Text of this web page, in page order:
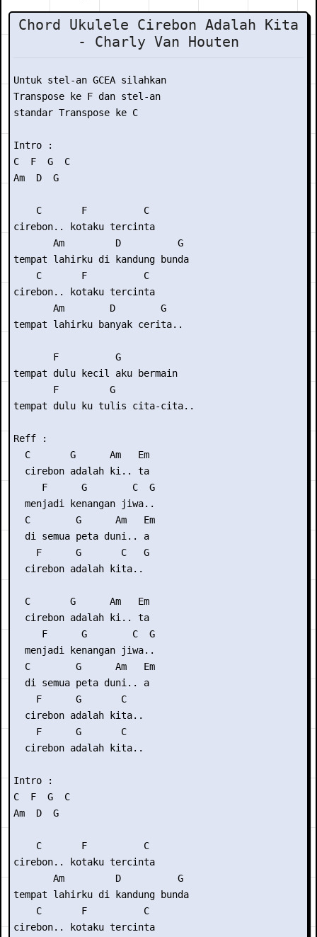
Chord Ukulele Cirebon Adalah Kita
- Charly Van Houten
Untuk stel-an GCEA silahkan
Transpose ke F dan stel-an
standar Transpose ke C
Intro :
C  F  G  C
Am  D  G
    C       F          C
cirebon.. kotaku tercinta
       Am         D          G
tempat lahirku di kandung bunda
    C       F          C
cirebon.. kotaku tercinta
       Am        D        G
tempat lahirku banyak cerita..
       F          G
tempat dulu kecil aku bermain
       F         G
tempat dulu ku tulis cita-cita..
Reff :
  C       G      Am   Em
  cirebon adalah ki.. ta
     F      G        C  G
  menjadi kenangan jiwa..
  C        G      Am   Em
  di semua peta duni.. a
    F      G       C   G
  cirebon adalah kita..
  C       G      Am   Em
  cirebon adalah ki.. ta
     F      G        C  G
  menjadi kenangan jiwa..
  C        G      Am   Em
  di semua peta duni.. a
    F      G       C
  cirebon adalah kita..
    F      G       C
  cirebon adalah kita..
Intro :
C  F  G  C
Am  D  G
    C       F          C
cirebon.. kotaku tercinta
       Am         D          G
tempat lahirku di kandung bunda
    C       F          C
cirebon.. kotaku tercinta